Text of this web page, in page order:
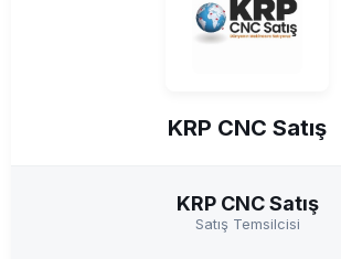
KRP CNC Satış
KRP CNC Satış
Satış Temsilcisi